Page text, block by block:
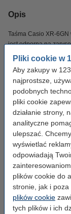
Pliki cookie w
Aby zakupy w
najprostsze,
podobnych
pliki cookie
działanie strony,
analityczne
ulepszać.
wyświetlać
odpowiadają
plików cookie do
stronie, jak i poza
plików cookie
tych plików i ich
Opis
Taśma Casio XR-
jest odporna na
m.
Ekologiczny produkt
Właściwości
Marka:
Kolor nadruku:
Kolor taśmy:
Wymiary:
Wydajność:
Numer: